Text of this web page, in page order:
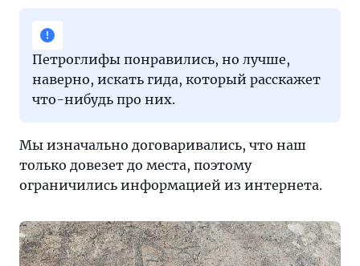
Петроглифы понравились, но лучше,
наверно, искать гида, который расскажет
что-нибудь про них.
Мы изначально договаривались, что наш
только довезет до места, поэтому
ограничились информацией из интернета.